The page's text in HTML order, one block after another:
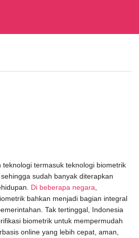
termasuk teknologi biometrik
sudah banyak diterapkan
Di beberapa negara
bahkan menjadi bagian integral
Tak tertinggal, Indonesia
biometrik untuk mempermudah
online yang lebih cepat, aman,